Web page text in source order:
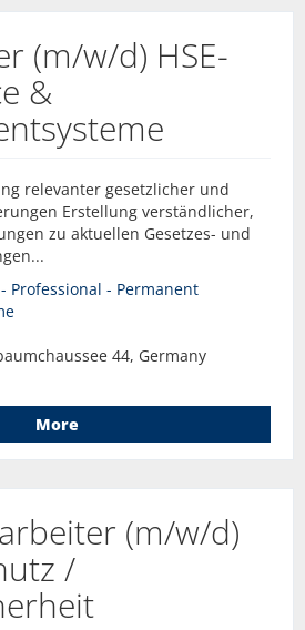
(m/w/d) HSE-
&
relevanter gesetzlicher und
Erstellung verständlicher,
zu aktuellen Gesetzes- und
Professional - Permanent
44, Germany
More
(m/w/d)
/